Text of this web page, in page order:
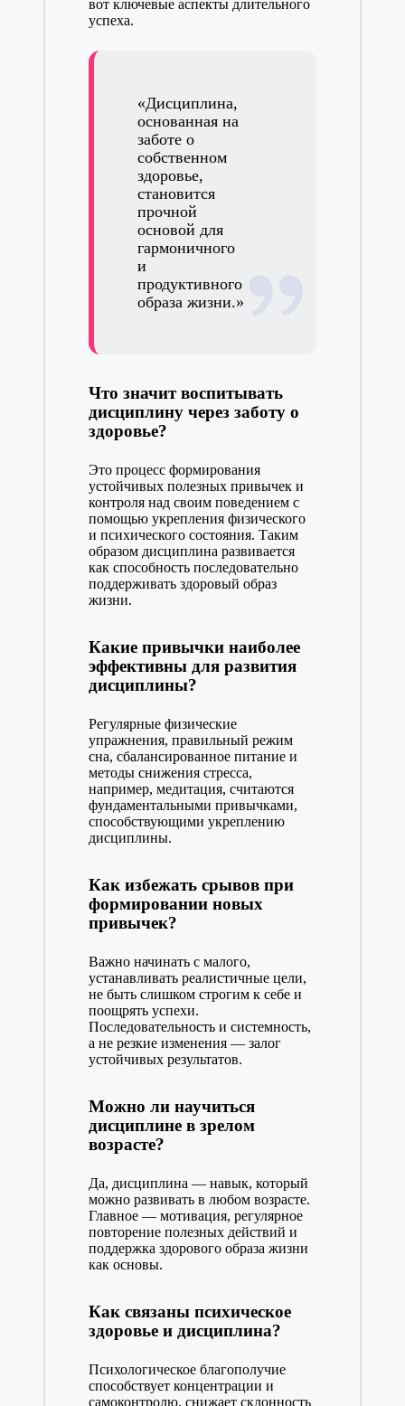
вот ключевые аспекты длительного
успеха.
«Дисциплина,
основанная на
заботе о
собственном
здоровье,
становится
прочной
основой для
гармоничного
и
продуктивного
образа жизни.»
Что значит воспитывать
дисциплину через заботу о
здоровье?
Это процесс формирования
устойчивых полезных привычек и
контроля над своим поведением с
помощью укрепления физического
и психического состояния. Таким
образом дисциплина развивается
как способность последовательно
поддерживать здоровый образ
жизни.
Какие привычки наиболее
эффективны для развития
дисциплины?
Регулярные физические
упражнения, правильный режим
сна, сбалансированное питание и
методы снижения стресса,
например, медитация, считаются
фундаментальными привычками,
способствующими укреплению
дисциплины.
Как избежать срывов при
формировании новых
привычек?
Важно начинать с малого,
устанавливать реалистичные цели,
не быть слишком строгим к себе и
поощрять успехи.
Последовательность и системность,
а не резкие изменения — залог
устойчивых результатов.
Можно ли научиться
дисциплине в зрелом
возрасте?
Да, дисциплина — навык, который
можно развивать в любом возрасте.
Главное — мотивация, регулярное
повторение полезных действий и
поддержка здорового образа жизни
как основы.
Как связаны психическое
здоровье и дисциплина?
Психологическое благополучие
способствует концентрации и
самоконтролю, снижает склонность